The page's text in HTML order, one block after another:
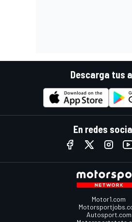
Descarga tus
En redes
Motor1.com
Autosport.com